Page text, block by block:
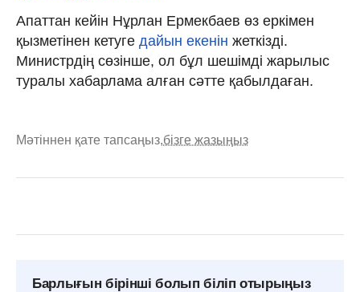
Апаттан кейін Нұрлан Ермекбаев өз еркімен
қызметінен кетуге дайын екенін жеткізді.
Министрдің сөзінше, ол бұл шешімді жарылыс
туралы хабарлама алған сәтте қабылдаған.
Мәтіннен қате тапсаңыз,бізге жазыңыз
Барлығын бірінші болып біліп отырыңыз